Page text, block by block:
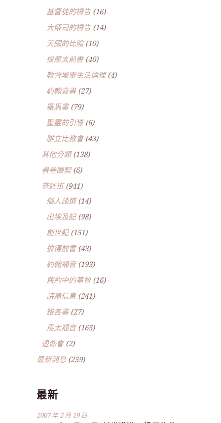
基督徒的禱告(16)
大祭司的禱告(14)
天國的比喻(10)
提摩太前書(40)
教會屬靈生活倫理(4)
約翰壹書(27)
羅馬書(79)
聖靈的引導(6)
腓立比教會(43)
其他分類(138)
書卷團契(6)
查經班(941)
個人談道(14)
出埃及記(98)
創世記(151)
彼得前書(43)
約翰福音(193)
舊約中的基督(16)
詩篇信息 (241)
雅各書(27)
馬太福音(165)
退修會(2)
最新消息 (259)
最新
2007 年 2 月 19 日